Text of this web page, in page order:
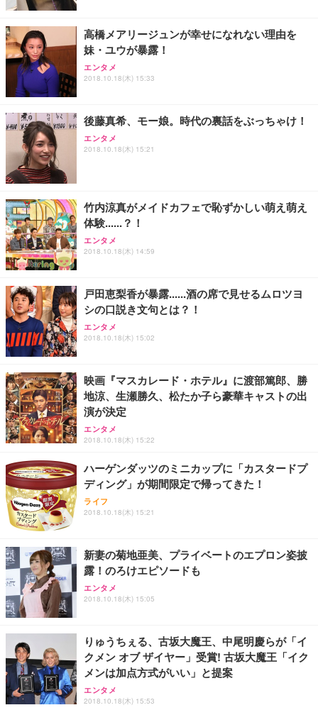
高橋メアリージュンが幸せになれない理由を
妹・ユウが暴露！
エンタメ
2018.10.18(木) 15:33
後藤真希、モー娘。時代の裏話をぶっちゃけ！
エンタメ
2018.10.18(木) 15:21
竹内涼真がメイドカフェで恥ずかしい萌え萌え
体験......？！
エンタメ
2018.10.18(木) 14:59
戸田恵梨香が暴露......酒の席で見せるムロツヨ
シの口説き文句とは？！
エンタメ
2018.10.18(木) 15:02
映画『マスカレード・ホテル』に渡部篤郎、勝
地涼、生瀬勝久、松たか子ら豪華キャストの出
演が決定
エンタメ
2018.10.18(木) 15:22
ハーゲンダッツのミニカップに「カスタードプ
ディング」が期間限定で帰ってきた！
ライフ
2018.10.18(木) 15:21
新妻の菊地亜美、プライベートのエプロン姿披
露！のろけエピソードも
エンタメ
2018.10.18(木) 15:05
りゅうちぇる、古坂大魔王、中尾明慶らが「イ
クメン オブ ザイヤー」受賞! 古坂大魔王「イク
メンは加点方式がいい」と提案
エンタメ
2018.10.18(木) 15:53